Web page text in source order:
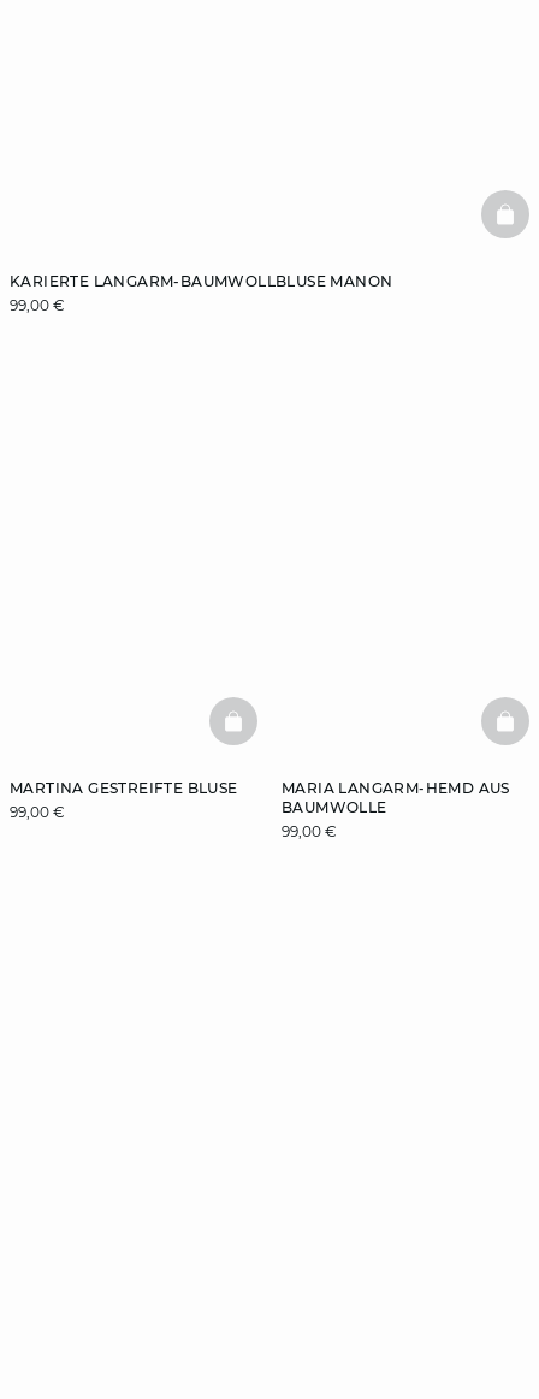
KARIERTE LANGARM-BAUMWOLLBLUSE MANON
99,00 €
MARTINA GESTREIFTE BLUSE
99,00 €
BASKETFULL
MARIA LANGARM-HEMD AUS
BAUMWOLLE
99,00 €